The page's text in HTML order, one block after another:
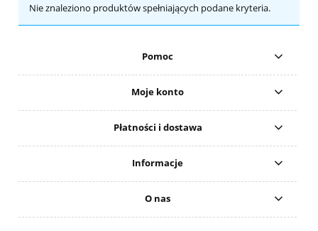
Nie znaleziono produktów spełniających podane kryteria.
Pomoc
Moje konto
Płatności i dostawa
Informacje
O nas